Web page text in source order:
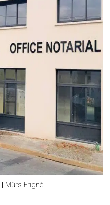
| Mûrs-Erigné